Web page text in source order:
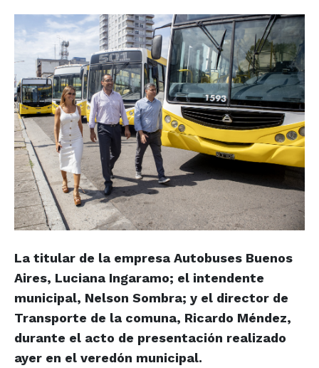
La titular de la empresa Autobuses Buenos
Aires, Luciana Ingaramo; el intendente
municipal, Nelson Sombra; y el director de
Transporte de la comuna, Ricardo Méndez,
durante el acto de presentación realizado
ayer en el veredón municipal.